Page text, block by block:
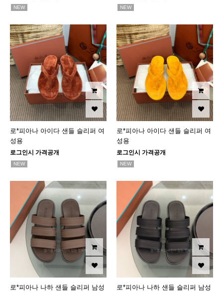
NEW NEW
로*피아나 아이다 샌들 슬리퍼 여
성용
로그인시 가격공개
NEW
로*피아나 아이다 샌들 슬리퍼 여
성용
로그인시 가격공개
NEW
로*피아나 나하 샌들 슬리퍼 남성
로*피아나 나하 샌들 슬리퍼 남성